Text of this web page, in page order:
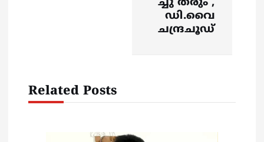
ച്ചു തരും’,
ഡി.വൈ
ചന്ദ്രചൂഡ്
Related Posts